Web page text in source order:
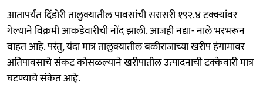
आतापर्यंत दिंडोरी तालुक्यातील पावसांची सरासरी १९२.४ टक्क्यांवर
गेल्याने विक्रमी आकडेवारीची नोंद झाली. आजही नद्या- नाले भरभरून
वाहत आहे. परंतु, यंदा मात्र तालुक्यातील बळीराजाच्या खरीप हंगामावर
अतिपावसाचे संकट कोसळल्याने खरीपातील उत्पादनाची टक्केवारी मात्र
घटण्याचे संकेत आहे.